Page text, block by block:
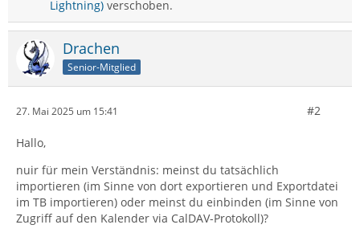
Lightning) verschoben.
Drachen
Senior-Mitglied
27. Mai 2025 um 15:41 #2
Hallo,
nuir für mein Verständnis: meinst du tatsächlich
importieren (im Sinne von dort exportieren und Exportdatei
im TB importieren) oder meinst du einbinden (im Sinne von
Zugriff auf den Kalender via CalDAV-Protokoll)?